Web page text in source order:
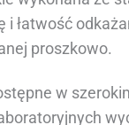
łatwość
proszkowo.
w